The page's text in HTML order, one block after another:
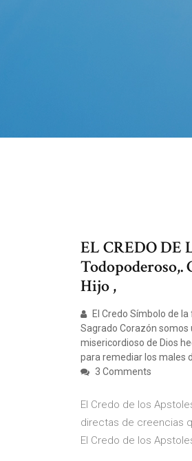
EL CREDO DE
Todopoderoso,.
Hijo ,
El Credo Símbolo de
Sagrado Corazón
misericordioso de Dios
para remediar los males
3 Comments
El Credo de los
directas de creencias
El Credo de los